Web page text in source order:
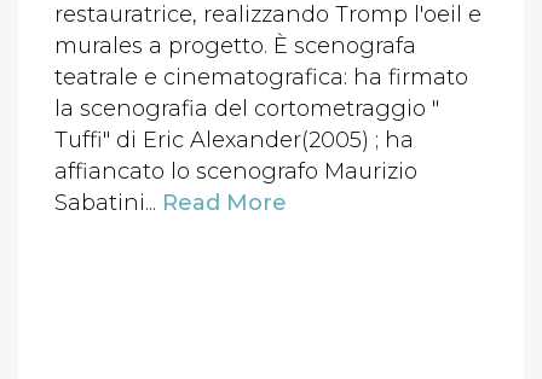
restauratrice, realizzando Tromp l'oeil e
murales a progetto. È scenografa
teatrale e cinematografica: ha firmato
la scenografia del cortometraggio "
Tuffi" di Eric Alexander(2005) ; ha
affiancato lo scenografo Maurizio
Sabatini... Read More